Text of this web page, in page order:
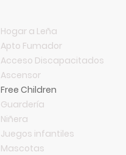
Hogar a Leña
Apto Fumador
Acceso Discapacitados
Ascensor
Free Children
Guardería
Niñera
Juegos infantiles
Mascotas